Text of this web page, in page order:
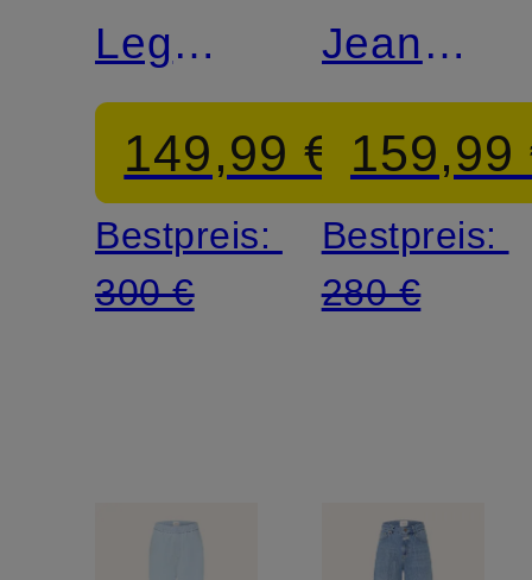
Leg
Jeans
GILLAN
149,99 €
Bestpreis:
300 €
Jeans
STOVER-
X159,99
Bestpreis:
280 €